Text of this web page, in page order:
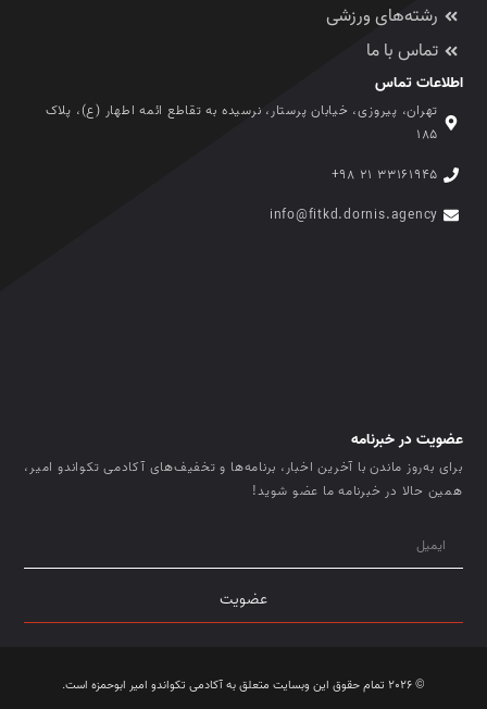
رشته‌های ورزشی
تماس با ما
اطلاعات تماس
تهران، پیروزی، خیابان پرستار، نرسیده به تقاطع ائمه اطهار (ع)، پلاک
۱۸۵
۳۳۱۶۱۹۴۵ ۲۱ ۹۸+
info@fitkd.dornis.agency
عضویت در خبرنامه
برای به‌روز ماندن با آخرین اخبار، برنامه‌ها و تخفیف‌های آکادمی تکواندو امیر،
همین حالا در خبرنامه ما عضو شوید!
عضویت
© 2026 تمام حقوق این وبسایت متعلق به آکادمی تکواندو امیر ابوحمزه است.